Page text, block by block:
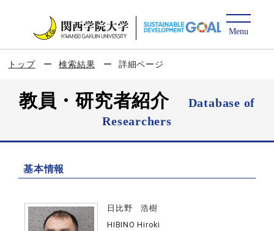
トップ 検索結果 詳細ページ
教員・研究者紹介
Database of
Researchers
基本情報
日比野 浩樹
HIBINO Hiroki